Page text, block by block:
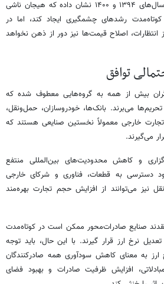
همراه هستند. تجربه بازار در سال‌های ۱۳۹۴ و ۱۴۰۰ نشان داده که هیجان ناشی
کوتاه‌مدت رشدهای چشمگیری ایجاد کند، اما در
اصلاح قیمت‌ها نیز دور از ذهن نخواهد
توافق
بیش از همه به گروه‌هایی معطوف شده که
می‌برند. بانک‌ها، خودروسازان، حمل‌ونقل،
خارجی معمولاً نخستین صنایعی هستند که
می‌گیرند.
و کاهش محدودیت‌های بین‌المللی منتفع
دسترسی به قطعات، فناوری و شرکای خارجی
نیز می‌توانند از افزایش حجم تجارت بهره‌مند
صنایع صادرات‌محور ممکن است در کوتاه‌مدت
نرخ ارز قرار گیرند. با این حال، باید توجه
به معنای کاهش سودآوری همه صادرکنندگان
افزایش ظرفیت صادرات و بهبود فضای